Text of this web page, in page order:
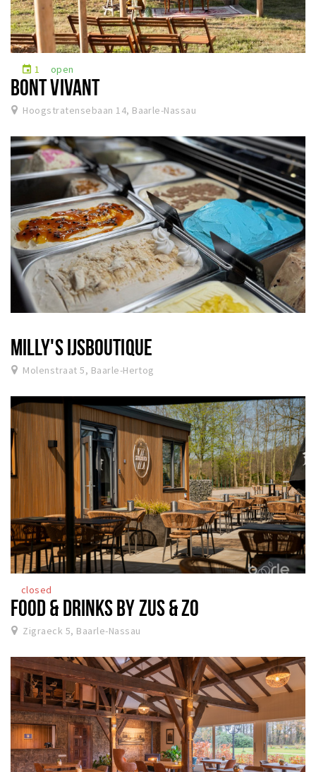
event 1 open
BONT VIVANT
Hoogstratensebaan 14, Baarle-Nassau
MILLY'S IJSBOUTIQUE
Molenstraat 5, Baarle-Hertog
closed
FOOD & DRINKS BY ZUS & ZO
Zigraeck 5, Baarle-Nassau